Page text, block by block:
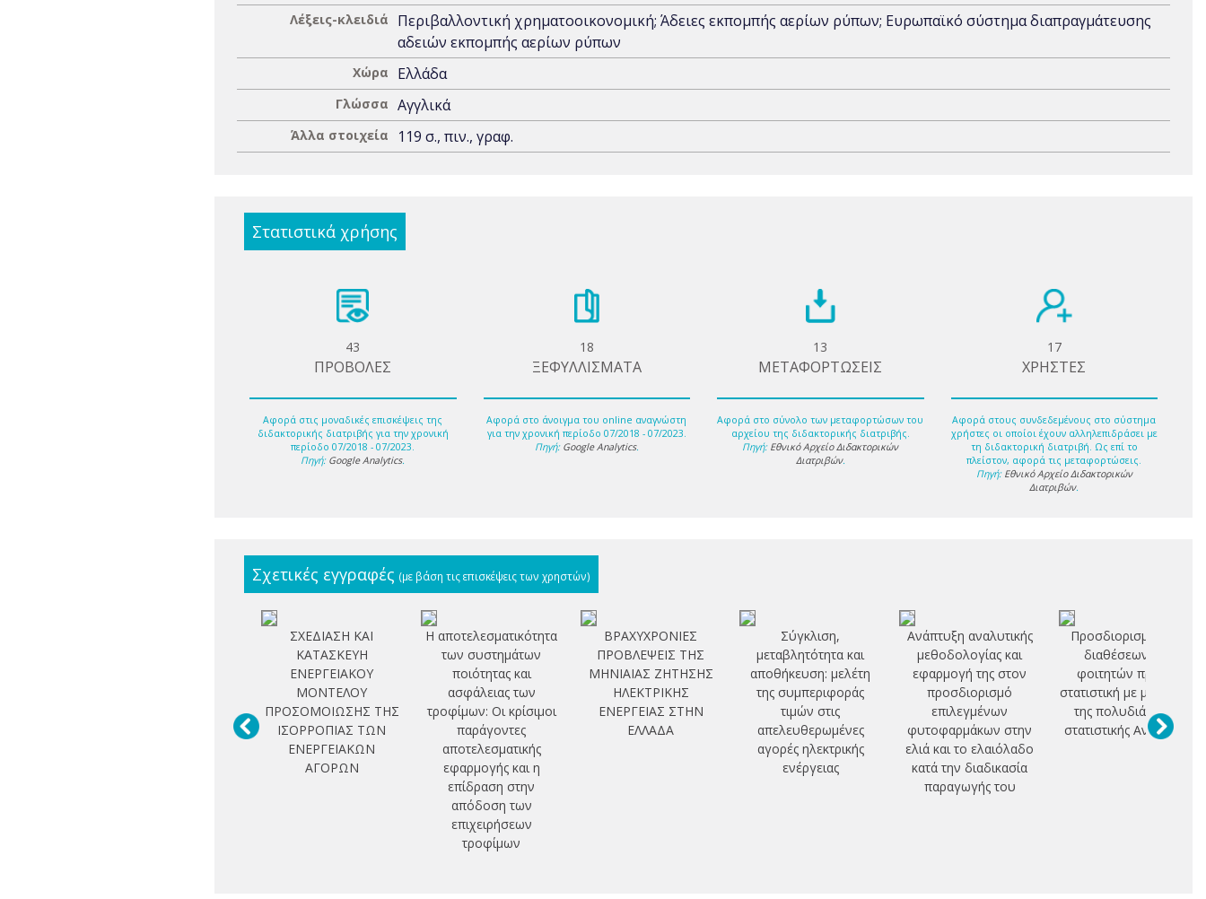
Λέξεις-κλειδιά
Περιβαλλοντική χρηματοοικονομική; Άδειες εκπομπής αερίων ρύπων; Ευρωπαϊκό σύστημα διαπραγμάτευσης
αδειών εκπομπής αερίων ρύπων
Χώρα Ελλάδα
Γλώσσα Αγγλικά
Άλλα στοιχεία 119 σ., πιν., γραφ.
Στατιστικά χρήσης
43
ΠΡΟΒΟΛΕΣ
Αφορά στις μοναδικές επισκέψεις της
διδακτορικής διατριβής για την χρονική
περίοδο 07/2018 - 07/2023.
Πηγή: Google Analytics.
18
ΞΕΦΥΛΛΙΣΜΑΤΑ
Αφορά στο άνοιγμα του online αναγνώστη
για την χρονική περίοδο 07/2018 - 07/2023.
Πηγή: Google Analytics.
13
ΜΕΤΑΦΟΡΤΩΣΕΙΣ
Αφορά στο σύνολο των μεταφορτώσων του
αρχείου της διδακτορικής διατριβής.
Πηγή: Εθνικό Αρχείο Διδακτορικών
Διατριβών.
17
ΧΡΗΣΤΕΣ
Αφορά στους συνδεδεμένους στο σύστημα
χρήστες οι οποίοι έχουν αλληλεπιδράσει με
τη διδακτορική διατριβή. Ως επί το
πλείστον, αφορά τις μεταφορτώσεις.
Πηγή: Εθνικό Αρχείο Διδακτορικών
Διατριβών.
Σχετικές εγγραφές (με βάση τις επισκέψεις των χρηστών)
ΣΧΕΔΙΑΣΗ ΚΑΙ
ΚΑΤΑΣΚΕΥΗ
ΕΝΕΡΓΕΙΑΚΟΥ
ΜΟΝΤΕΛΟΥ
ΠΡΟΣΟΜΟΙΩΣΗΣ ΤΗΣ
ΙΣΟΡΡΟΠΙΑΣ ΤΩΝ
ΕΝΕΡΓΕΙΑΚΩΝ
ΑΓΟΡΩΝ
Η αποτελεσματικότητα
των συστημάτων
ποιότητας και
ασφάλειας των
τροφίμων: Οι κρίσιμοι
παράγοντες
αποτελεσματικής
εφαρμογής και η
επίδραση στην
απόδοση των
επιχειρήσεων
τροφίμων
ΒΡΑΧΥΧΡΟΝΙΕΣ
ΠΡΟΒΛΕΨΕΙΣ ΤΗΣ
ΜΗΝΙΑΙΑΣ ΖΗΤΗΣΗΣ
ΗΛΕΚΤΡΙΚΗΣ
ΕΝΕΡΓΕΙΑΣ ΣΤΗΝ
ΕΛΛΑΔΑ
Σύγκλιση,
μεταβλητότητα και
αποθήκευση: μελέτη
της συμπεριφοράς
τιμών στις
απελευθερωμένες
αγορές ηλεκτρικής
ενέργειας
Ανάπτυξη αναλυτικής
μεθοδολογίας και
εφαρμογή της στον
προσδιορισμό
επιλεγμένων
φυτοφαρμάκων στην
ελιά και το ελαιόλαδο
κατά την διαδικασία
παραγωγής του
Προσδιορισμός των
διαθέσεων των
φοιτητών προς τη
στατιστική με μεθόδους
της πολυδιάστατης
στατιστικής Ανάλυσης.